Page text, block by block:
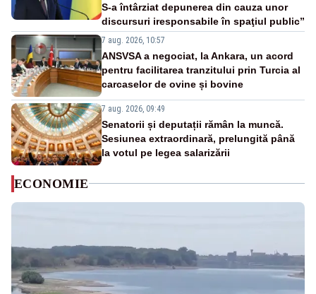
S-a întârziat depunerea din cauza unor
discursuri iresponsabile în spaţiul public”
7 aug. 2026, 10:57
ANSVSA a negociat, la Ankara, un acord
pentru facilitarea tranzitului prin Turcia al
carcaselor de ovine și bovine
7 aug. 2026, 09:49
Senatorii și deputații rămân la muncă.
Sesiunea extraordinară, prelungită până
la votul pe legea salarizării
ECONOMIE